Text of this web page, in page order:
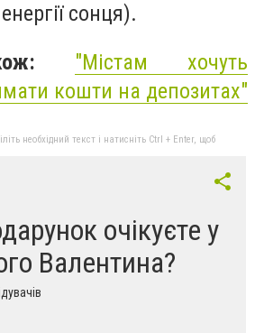
сонця).
"Містам хочуть
кошти на депозитах"
необхідний текст і натисніть Ctrl + Enter, щоб
очікуєте у
Валентина?